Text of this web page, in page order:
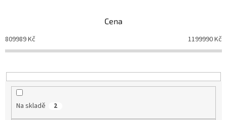
o
d
k
t
Cena
809989Kč 1199990Kč
Na skladě 2